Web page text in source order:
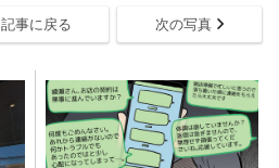
記事に戻る 次の写真